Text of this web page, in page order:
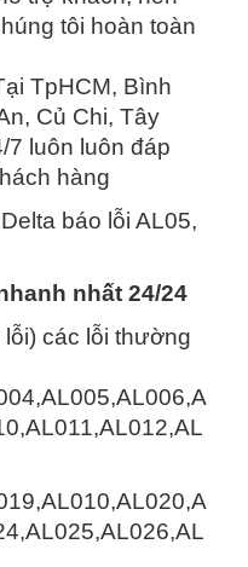
tôi hoàn toàn
TpHCM, Bình
Củ Chi, Tây
luôn luôn đáp
hàng
báo lỗi AL05,
nhất 24/24
lỗi) các lỗi thường